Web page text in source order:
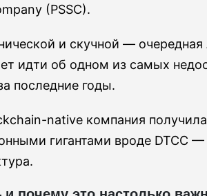
(PSSC).
и скучной —
идти об одном из самых
последние годы.
native компания
гигантами вроде DTCC